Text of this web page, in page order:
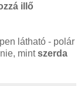
illő
látható - polár
mintszerda